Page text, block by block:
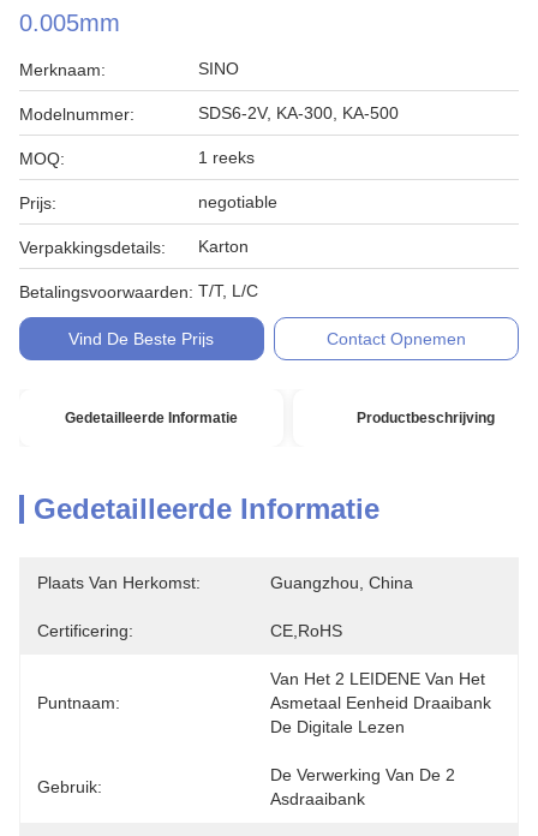
0.005mm
Merknaam: SINO
Modelnummer: SDS6-2V, KA-300, KA-500
MOQ: 1 reeks
Prijs: negotiable
Verpakkingsdetails: Karton
Betalingsvoorwaarden: T/T, L/C
Vind De Beste Prijs Contact Opnemen
Gedetailleerde Informatie Productbeschrijving
Gedetailleerde Informatie
Plaats Van Herkomst: Guangzhou, China
Certificering: CE,RoHS
Puntnaam:
Van Het 2 LEIDENE Van Het
Asmetaal Eenheid Draaibank
De Digitale Lezen
Gebruik:
De Verwerking Van De 2
Asdraaibank